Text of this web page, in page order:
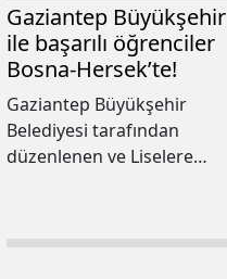
Gaziantep Büyükşehir
ile başarılı öğrenciler
Bosna-Hersek’te!
Gaziantep Büyükşehir
Belediyesi tarafından
düzenlenen ve Liselere